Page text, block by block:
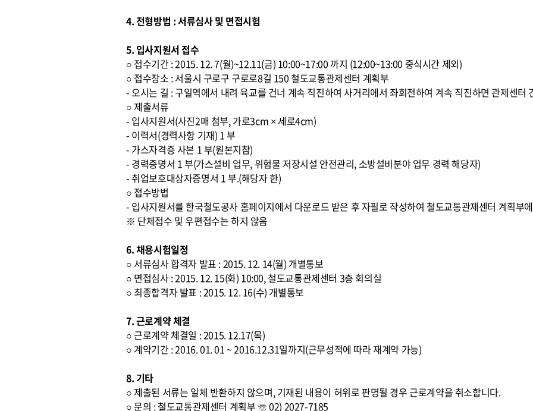
4. 전형방법 : 서류심사 및 면접시험
5. 입사지원서 접수
○ 접수기간 : 2015. 12. 7(월)~12.11(금) 10:00~17:00 까지 (12:00~13:00 중식시간 제외)
○ 접수장소 : 서울시 구로구 구로로8길 150 철도교통관제센터 계획부
- 오시는 길 : 구일역에서 내려 육교를 건너 계속 직진하여 사거리에서 좌회전하여 계속 직진하면 관제센터
○ 제출서류
- 입사지원서(사진2매 첨부, 가로3cm × 세로4cm)
- 이력서(경력사항 기재) 1 부
- 가스자격증 사본 1 부(원본지참)
- 경력증명서 1 부(가스설비 업무, 위험물 저장시설 안전관리, 소방설비분야 업무 경력 해당자)
- 취업보호대상자증명서 1 부.(해당자 한)
○ 접수방법
- 입사지원서를 한국철도공사 홈페이지에서 다운로드 받은 후 자필로 작성하여 철도교통관제센터 계획부
※ 단체접수 및 우편접수는 하지 않음
6. 채용시험일정
○ 서류심사 합격자 발표 : 2015. 12. 14(월) 개별통보
○ 면접심사 : 2015. 12. 15(화) 10:00, 철도교통관제센터 3층 회의실
○ 최종합격자 발표 : 2015. 12. 16(수) 개별통보
7. 근로계약 체결
○ 근로계약 체결일 : 2015. 12.17(목)
○ 계약기간 : 2016. 01. 01 ~ 2016.12.31일까지(근무성적에 따라 재계약 가능)
8. 기타
○ 제출된 서류는 일체 반환하지 않으며, 기재된 내용이 허위로 판명될 경우 근로계약을 취소합니다.
○ 문의 : 철도교통관제센터 계획부 ☏ 02) 2027-7185